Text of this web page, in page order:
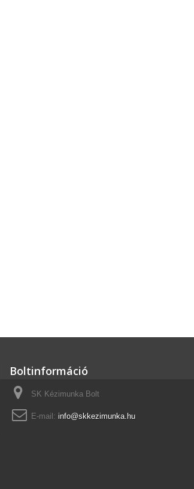
Boltinformáció
SK Kézimunka Bolt
E-mail: info@skkezimunka.hu